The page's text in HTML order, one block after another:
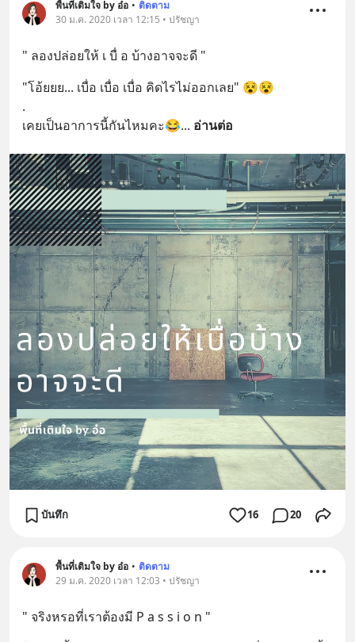
พื้นที่เติมใจ by อ๋อ • ติดตาม
30 ม.ค. 2020 เวลา 12:15 • ปรัชญา
" ลองปล่อยให้ เ บื่ อ บ้างอาจจะดี "
"โอ้ยยย... เบื่อ เบื่อ เบื่อ คิดไรไม่ออกเลย" 😵😵
.
เคยเป็นอาการนี้กันไหมคะ😂... อ่านต่อ
บันทึก 16 20
พื้นที่เติมใจ by อ๋อ • ติดตาม
29 ม.ค. 2020 เวลา 12:03 • ปรัชญา
" จริงหรอที่เราต้องมี P a s s i o n "